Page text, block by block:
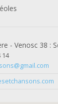
- Venosc 38 :
14